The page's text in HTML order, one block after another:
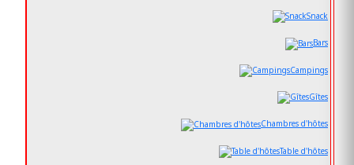
Snack
Bars
Campings
Gîtes
Chambres d'hôtes
Table d'hôtes